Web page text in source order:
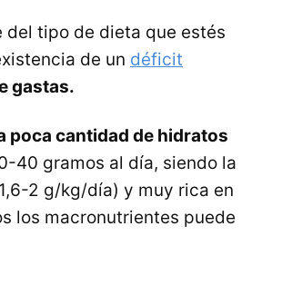
del tipo de dieta que estés
de un déficit
gastas.
poca cantidad de hidratos
40 gramos al día, siendo la
2 g/kg/día) y muy rica en
los macronutrientes puede